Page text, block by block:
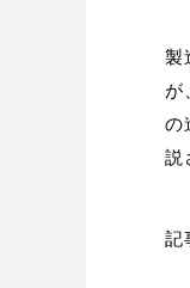
製
が
の
説
記